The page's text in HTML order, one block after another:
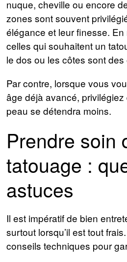
nuque, cheville ou encore
zones sont souvent
élégance et leur finesse.
celles qui souhaitent un
le dos ou les côtes sont
Par contre, lorsque vous
âge déjà avancé,
peau se détendra moins.
Prendre soin
tatouage :
astuces
Il est impératif de bien
surtout lorsqu’il est tout
conseils techniques pour